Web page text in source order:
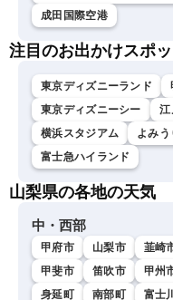
成田国際空港
注目のお出かけスポ
東京ディズニーランド
東京ディズニーシー
江
横浜スタジアム
よみう
富士急ハイランド
山梨県の各地の天気
中・西部
甲府市 山梨市 韮崎
甲斐市
笛吹市 甲州
身延町
南部町 富士